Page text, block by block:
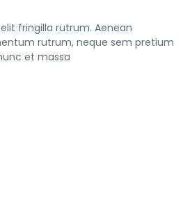
fringilla rutrum. Aenean
rutrum, neque sem pretium
et massa